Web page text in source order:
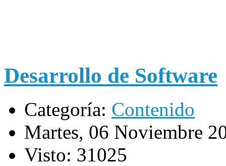
Desarrollo de Software
Categoría: Contenido
Martes, 06 Noviembre
Visto: 31025